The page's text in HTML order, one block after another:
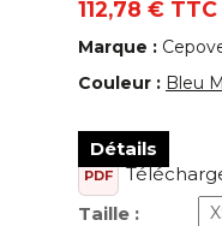
112,78 € TTC
Marque :
Couleur : Bleu
Détails
PDF
Taille :